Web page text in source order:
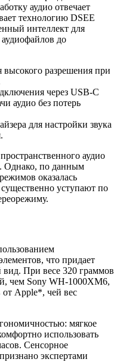
аудио отвечает
технологию DSEE
интеллект для
до
разрешения при
через USB-C
аудио без потерь
для настройки звука
аудио
Однако, по данным
оказалась
уступают по
что придает
При весе 320 граммов
чем Sony WH-1000XM6,
от Apple*, чей вес
мягкое
использовать
Сенсорное
экспертами